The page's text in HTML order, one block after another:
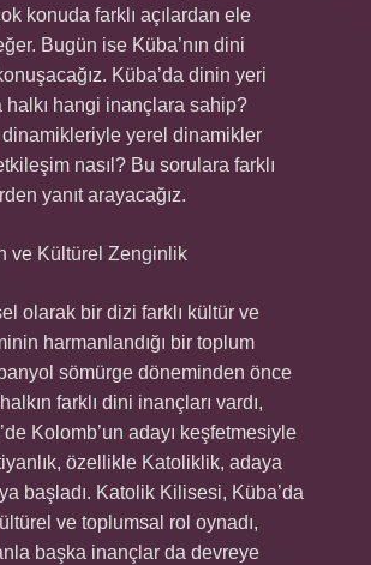
konuda farklı açılardan ele
Bugün ise Küba’nın dini
Küba’da dinin yeri
halkı hangi inançlara sahip?
yerel dinamikler
nasıl? Bu sorulara farklı
yanıt arayacağız.
ve Kültürel Zenginlik
olarak bir dizi farklı kültür ve
harmanlandığı bir toplum
sömürge döneminden önce
farklı dini inançları vardı,
Kolomb’un adayı keşfetmesiyle
özellikle Katoliklik, adaya
başladı. Katolik Kilisesi, Küba’da
ve toplumsal rol oynadı,
başka inançlar da devreye